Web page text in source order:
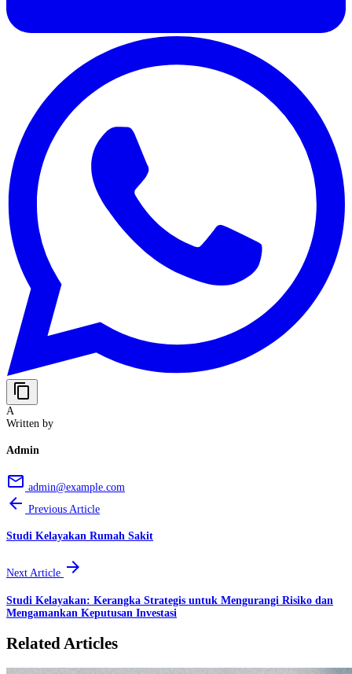
content_copy
A
Written by
Admin
email admin@example.com
arrow_back Previous Article
Studi Kelayakan Rumah Sakit
Next Article arrow_forward
Studi Kelayakan: Kerangka Strategis untuk Mengurangi Risiko dan
Mengamankan Keputusan Investasi
Related Articles